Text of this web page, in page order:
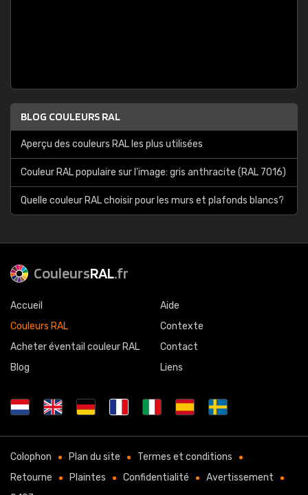
BLOG COULEURS RAL
Aperçu des couleurs RAL les plus utilisées
Couleur RAL populaire sur l'image: gris anthracite (RAL 7016)
Quelle couleur RAL choisir pour les murs et plafonds blancs?
CouleursRAL.fr
Accueil
Couleurs RAL
Acheter éventail couleur RAL
Blog
Aide
Contexte
Contact
Liens
Colophon Plan du site
Termes et conditions
Retourne
Plaintes Confidentialité
Avertissement